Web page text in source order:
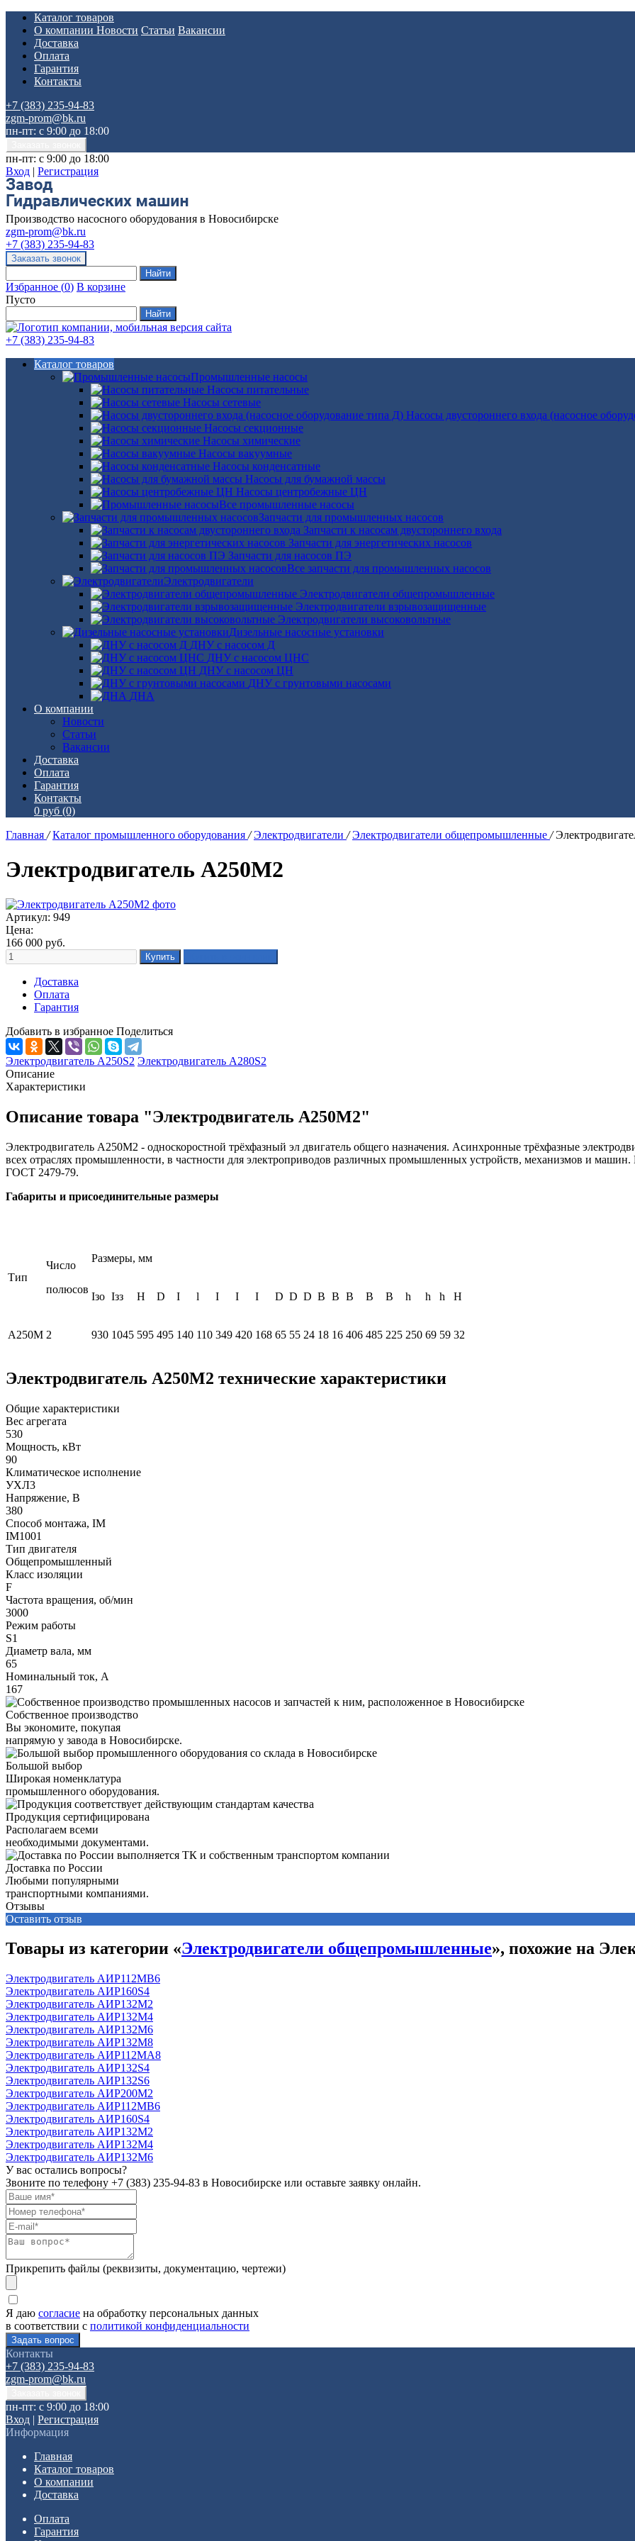
Каталог товаров
О компании Новости Статьи Вакансии
Доставка
Оплата
Гарантия
Контакты
+7 (383) 235-94-83
zgm-prom@bk.ru
пн-пт: с 9:00 до 18:00
пн-пт: с 9:00 до 18:00
Вход | Регистрация
Производство насосного оборудования в Новосибирске
zgm-prom@bk.ru
+7 (383) 235-94-83
Избранное (0) В корзине
Пусто
+7 (383) 235-94-83
Каталог товаров
Промышленные насосы
Насосы питательные
Насосы сетевые
Насосы двустороннего входа (насосное
Насосы секционные
Насосы химические
Насосы вакуумные
Насосы конденсатные
Насосы для бумажной массы
Насосы центробежные ЦН
Все промышленные насосы
Запчасти для промышленных насосов
Запчасти к насосам двустороннего входа
Запчасти для энергетических насосов
Запчасти для насосов ПЭ
Все запчасти для промышленных насосов
Электродвигатели
Электродвигатели общепромышленные
Электродвигатели взрывозащищенные
Электродвигатели высоковольтные
Дизельные насосные установки
ДНУ с насосом Д
ДНУ с насосом ЦНС
ДНУ с насосом ЦН
ДНУ с грунтовыми насосами
ДНА
О компании
Новости
Статьи
Вакансии
Доставка
Оплата
Гарантия
Контакты
0 руб (0)
Главная / Каталог промышленного оборудования / Электродвигатели / Электродвигатели общепромышленные /
Электродвигатель А250М2
Артикул: 949
Цена:
166 000 руб.
Доставка
Оплата
Гарантия
Добавить в избранное Поделиться
Электродвигатель А250S2 Электродвигатель А280S2
Описание
Характеристики
Описание товара "Электродвигатель А250М2"
Электродвигатель А250M2 - односкоростной трёхфазный эл двигатель общего назначения. Асинхронные трёхфазные
всех отраслях промышленности, в частности для электроприводов различных промышленных устройств, механизмов и
ГОСТ 2479-79.
Габариты и присоединительные размеры
Тип
Число
полюсов
Размеры, мм
Iзо Iзз H D I l I I I D D D B B B B B h h h H
А250М 2 930 1045 595 495 140 110 349 420 168 65 55 24 18 16 406 485 225 250 69 59 32
Электродвигатель А250М2 технические характеристики
Общие характеристики
Вес агрегата
530
Мощность, кВт
90
Климатическое исполнение
УХЛ3
Напряжение, В
380
Способ монтажа, IM
IM1001
Тип двигателя
Общепромышленный
Класс изоляции
F
Частота вращения, об/мин
3000
Режим работы
S1
Диаметр вала, мм
65
Номинальный ток, А
167
Собственное производство
Вы экономите, покупая
напрямую у завода в Новосибирске.
Большой выбор
Широкая номенклатура
промышленного оборудования.
Продукция сертифицирована
Располагаем всеми
необходимыми документами.
Доставка по России
Любыми популярными
транспортными компаниями.
Отзывы
Оставить отзыв
Товары из категории «Электродвигатели общепромышленные», похожие на
Электродвигатель АИР112MB6
Электродвигатель АИР160S4
Электродвигатель АИР132М2
Электродвигатель АИР132М4
Электродвигатель АИР132М6
Электродвигатель АИР132М8
Электродвигатель АИР112МА8
Электродвигатель АИР132S4
Электродвигатель АИР132S6
Электродвигатель АИР200М2
Электродвигатель АИР112MB6
Электродвигатель АИР160S4
Электродвигатель АИР132М2
Электродвигатель АИР132М4
Электродвигатель АИР132М6
У вас остались вопросы?
Звоните по телефону +7 (383) 235-94-83 в Новосибирске или оставьте заявку онлайн.
Прикрепить файлы (реквизиты, документацию, чертежи)
Я даю согласие на обработку персональных данных
в соответствии с политикой конфиденциальности
Контакты
+7 (383) 235-94-83
zgm-prom@bk.ru
пн-пт: с 9:00 до 18:00
Вход | Регистрация
Информация
Главная
Каталог товаров
О компании
Доставка
Оплата
Гарантия